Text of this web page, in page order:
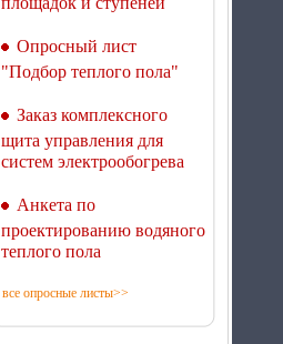
Терморегулятор для
теплого пола Welrok Vz
воздуха
Термопленка Q-Term
саморегулирующаяся
Опросный лист
"Подбор теплого пола"
Заказ комплексного
щита управления для
систем электрообогрева
Анкета по
проектированию водяного
теплого пола
все опросные листы>>